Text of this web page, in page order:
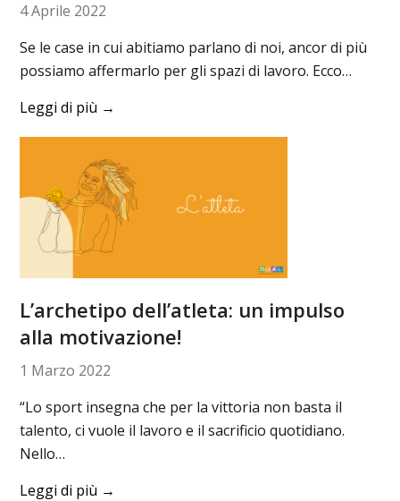
4 Aprile 2022
Se le case in cui abitiamo parlano di noi, ancor di più
possiamo affermarlo per gli spazi di lavoro. Ecco…
Leggi di più →
L’archetipo dell’atleta: un impulso
alla motivazione!
1 Marzo 2022
“Lo sport insegna che per la vittoria non basta il
talento, ci vuole il lavoro e il sacrificio quotidiano.
Nello…
Leggi di più →